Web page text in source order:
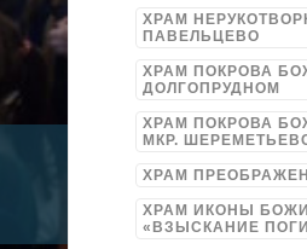
ХРАМ
ПАВЕЛЬЦЕВО
ХРАМ ПОКРОВА
ДОЛГОПРУДНОМ
ХРАМ ПОКРОВА
МКР.
ХРАМ
ХРАМ ИКОНЫ
«ВЗЫСКАНИЕ